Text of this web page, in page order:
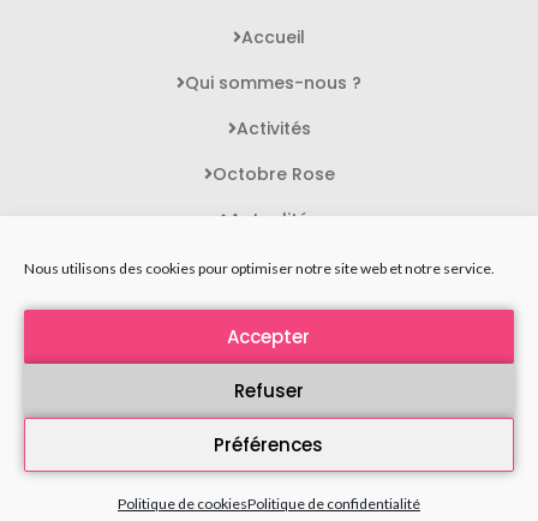
Nous utilisons des cookies pour optimiser notre site web et notre service.
Accepter
Refuser
Préférences
Politique de cookiesPolitique de confidentialité
Accueil
Qui sommes-nous ?
Activités
Octobre Rose
Actualités
Contact
STATUTS DE L'ASSOCIATION
MENTIONS LÉGALES
POLITIQUE DE CONFIDENTIALITÉ
PLAN DU SITE
Toujours FEMME 2025 - Tous droits réservés Agence Polaris